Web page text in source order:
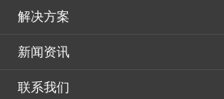
解决方案
新闻资讯
联系我们